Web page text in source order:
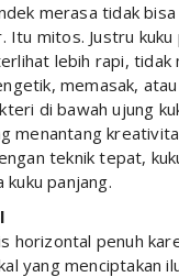
merasa tidak
Itu mitos. Justru
lebih rapi,
memasak,
di bawah ujung
menantang
teknik tepat,
panjang.
horizontal penuh
yang menciptakan